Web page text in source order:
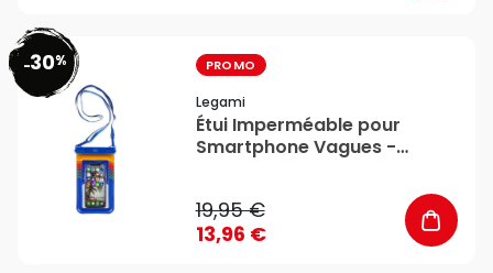
-30% PROMO
Legami
Étui Imperméable pour
Smartphone Vagues -
19,95 €
13,96 €